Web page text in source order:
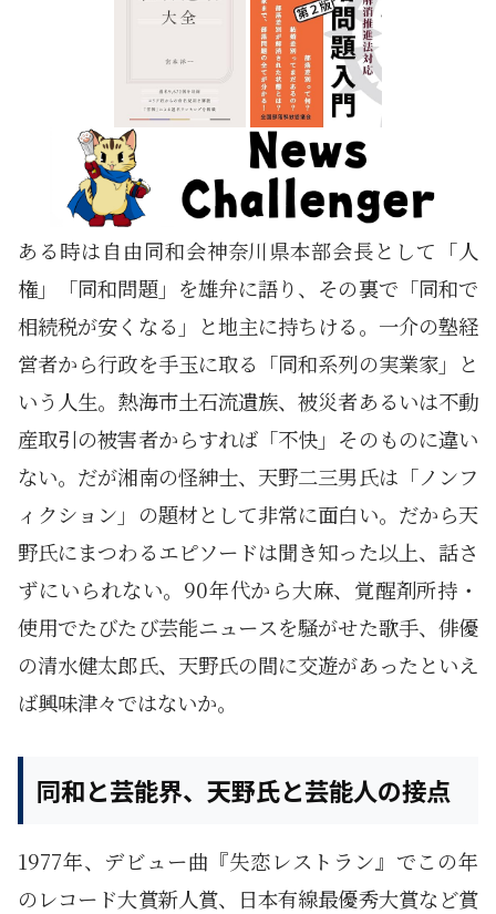
ある時は自由同和会神奈川県本部会長として「人
権」「同和問題」を雄弁に語り、その裏で「同和で
相続税が安くなる」と地主に持ちける。一介の塾経
営者から行政を手玉に取る「同和系列の実業家」と
いう人生。熱海市土石流遺族、被災者あるいは不動
産取引の被害者からすれば「不快」そのものに違い
ない。だが湘南の怪紳士、天野二三男氏は「ノンフ
ィクション」の題材として非常に面白い。だから天
野氏にまつわるエピソードは聞き知った以上、話さ
ずにいられない。90年代から大麻、覚醒剤所持・
使用でたびたび芸能ニュースを騒がせた歌手、俳優
の清水健太郎氏、天野氏の間に交遊があったといえ
ば興味津々ではないか。
同和と芸能界、天野氏と芸能人の接点
1977年、デビュー曲『失恋レストラン』でこの年
のレコード大賞新人賞、日本有線最優秀大賞など賞